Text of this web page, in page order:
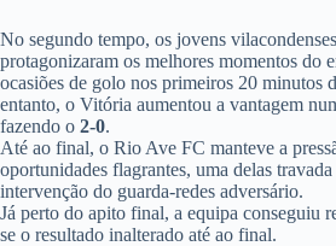
No segundo tempo, os jovens
protagonizaram os melhores momentos do
ocasiões de golo nos primeiros 20 minutos
entanto, o Vitória aumentou a vantagem
fazendo o 2-0.
Até ao final, o Rio Ave FC manteve a
oportunidades flagrantes, uma delas
intervenção do guarda-redes adversário.
Já perto do apito final, a equipa conseguiu
se o resultado inalterado até ao final.